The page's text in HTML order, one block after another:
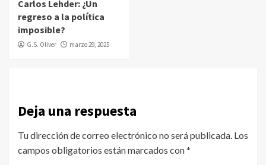
Carlos Lehder: ¿Un
regreso a la política
imposible?
G.S. Oliver marzo 29, 2025
Deja una respuesta
Tu dirección de correo electrónico no será publicada. Los
campos obligatorios están marcados con*